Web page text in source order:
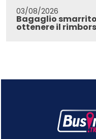
03/08/2026
Bagaglio
ottenere il